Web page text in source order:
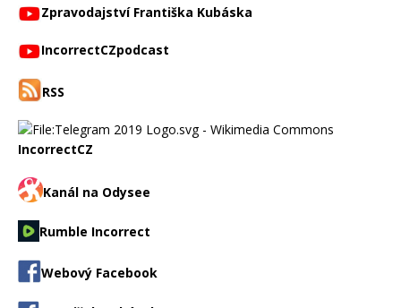
Zpravodajství Františka Kubáska
IncorrectCZpodcast
RSS
IncorrectCZ
Kanál na Odysee
Rumble Incorrect
Webový Facebook